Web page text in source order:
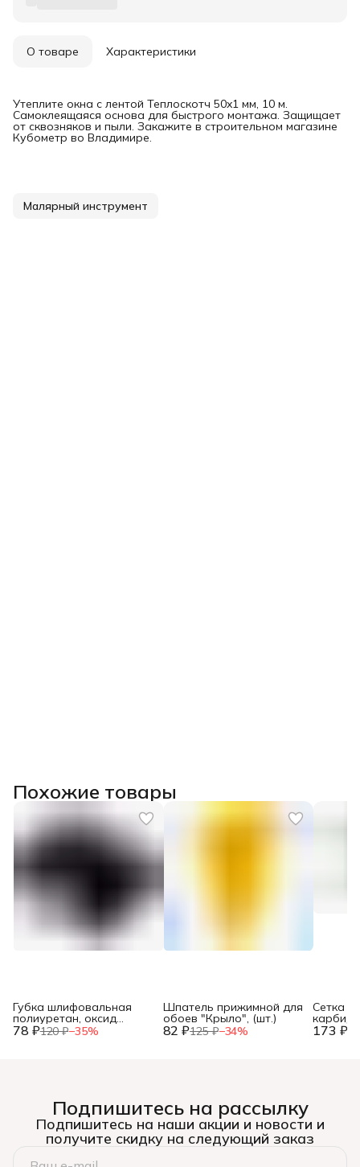
О товаре Характеристики
Утеплите окна с лентой Теплоскотч 50x1 мм, 10 м.
Самоклеящаяся основа для быстрого монтажа. Защищает
от сквозняков и пыли. Закажите в строительном магазине
Кубометр во Владимире.
Малярный инструмент
Похожие товары
78 ₽120 ₽−35%
Губка шлифовальная
полиуретан, оксид
алюминия, Р80, 82 ₽125 ₽−34%
Шпатель прижимной для
обоев "Крыло", (шт.)
173 ₽
Сетка
карбид
Подпишитесь на рассылку
Подпишитесь на наши акции и новости и
получите скидку на следующий заказ